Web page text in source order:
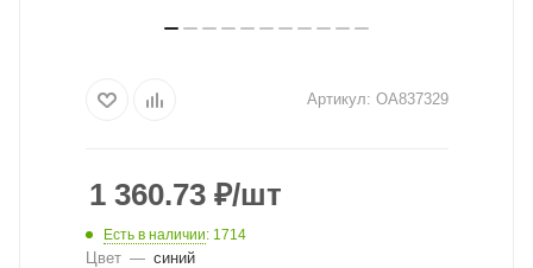
Артикул: OA837329
1 360.73₽/шт
Есть в наличии: 1714
Цвет — синий